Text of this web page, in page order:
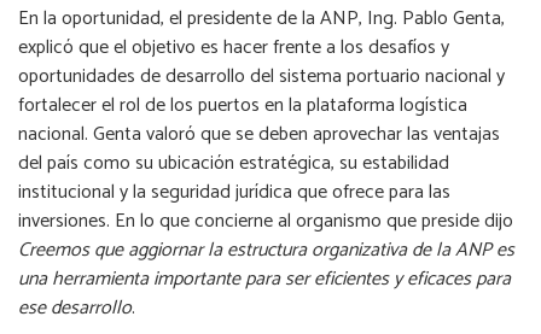
En la oportunidad, el presidente de la ANP, Ing. Pablo Genta,
explicó que el objetivo es hacer frente a los desafíos y
oportunidades de desarrollo del sistema portuario nacional y
fortalecer el rol de los puertos en la plataforma logística
nacional. Genta valoró que se deben aprovechar las ventajas
del país como su ubicación estratégica, su estabilidad
institucional y la seguridad jurídica que ofrece para las
inversiones. En lo que concierne al organismo que preside dijo
Creemos que aggiornar la estructura organizativa de la ANP es
una herramienta importante para ser eficientes y eficaces para
ese desarrollo.